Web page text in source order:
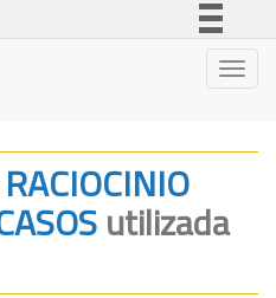
Legislação
Canais
utilizada